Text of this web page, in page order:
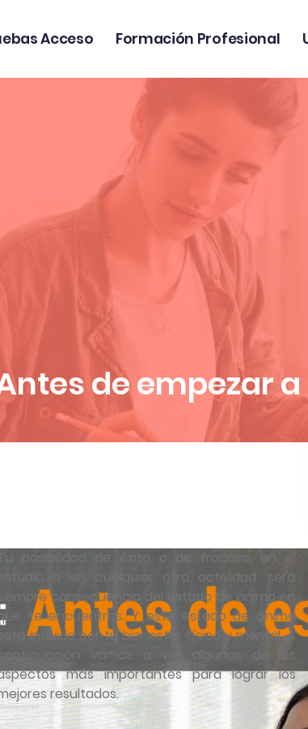
Acceso Formación Profesional
de empezar
Tu posibilidad de éxito o de fracaso, en el
estudio o en cualquier otra actividad, será
siempre consecuencia del estado de ánimo en
que te encuentres. Y este estado de ánimo
está influido por tu bienestar físico y mental. A
continuación vamos a ver algunos de los
más importantes para lograr los
resultados.